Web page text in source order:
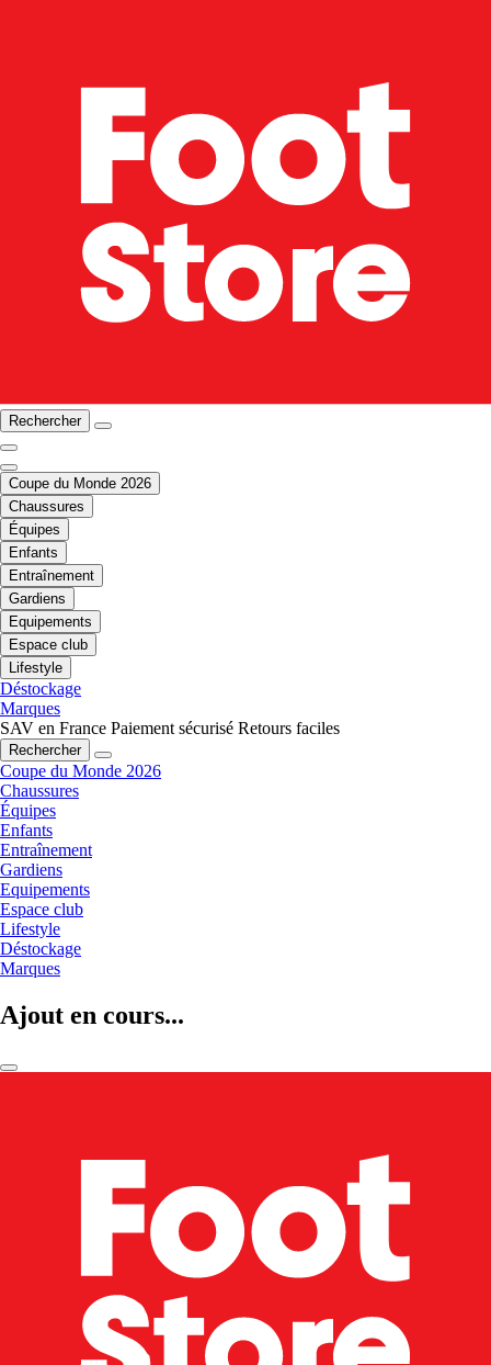
Rechercher
Coupe du Monde 2026
Chaussures
Équipes
Enfants
Entraînement
Gardiens
Equipements
Espace club
Lifestyle
Déstockage
Marques
SAV en France Paiement sécurisé Retours faciles
Rechercher
Coupe du Monde 2026
Chaussures
Équipes
Enfants
Entraînement
Gardiens
Equipements
Espace club
Lifestyle
Déstockage
Marques
Ajout en cours...